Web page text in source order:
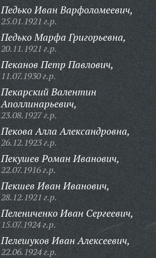
Педько Иван Варфоломеевич,
25.01.1921 г.р.
Педько Марфа Григорьевна,
20.11.1921 г.р.
Пеканов Петр Павлович,
11.07.1930 г.р.
Пекарский Валентин
Аполлинарьевич,
23.08.1927 г.р.
Пекова Алла Александровна,
26.12.1923 г.р.
Пекушев Роман Иванович,
22.07.1916 г.р.
Пекшев Иван Иванович,
28.12.1921 г.р.
Пелениченко Иван Сергеевич,
15.07.1924 г.р.
Пелешуков Иван Алексеевич,
22.06.1924 г.р.